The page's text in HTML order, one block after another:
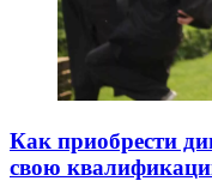
Как приобрести
свою